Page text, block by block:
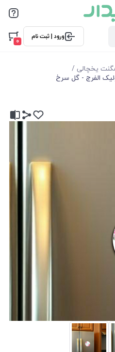
ورود | ثبت نام
0
یخچالی /
الفرج - گل سرخ